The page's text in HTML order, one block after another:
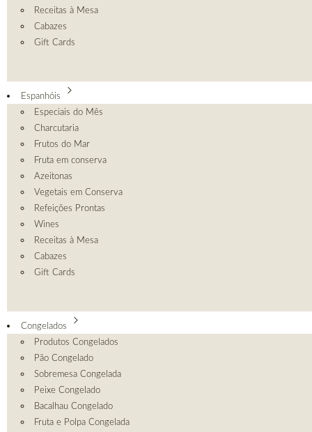
Receitas à Mesa
Cabazes
Gift Cards
Espanhóis
Especiais do Mês
Charcutaria
Frutos do Mar
Fruta em conserva
Azeitonas
Vegetais em Conserva
Refeições Prontas
Wines
Receitas à Mesa
Cabazes
Gift Cards
Congelados
Produtos Congelados
Pão Congelado
Sobremesa Congelada
Peixe Congelado
Bacalhau Congelado
Fruta e Polpa Congelada